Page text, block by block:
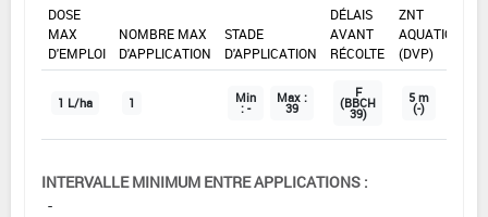
DOSE
MAX
D'EMPLOI
NOMBRE MAX
D'APPLICATION
STADE
D'APPLICATION
DÉLAIS
AVANT
RÉCOLTE
ZNT
AQUATIQUE
(DVP)
1 L/ha 1 Min
: -
Max :
39
F
(BBCH
39)
5 m
(-)
INTERVALLE MINIMUM ENTRE APPLICATIONS :
-